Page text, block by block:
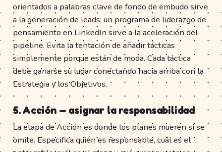
orientados a palabras clave de fondo de embudo sirve
a la generación de leads; un programa de liderazgo de
pensamiento en LinkedIn sirve a la aceleración del
pipeline. Evita la tentación de añadir tácticas
simplemente porque están de moda. Cada táctica
debe ganarse su lugar conectando hacia arriba con la
Estrategia y los Objetivos.
5. Acción — asignar la responsabilidad
La etapa de Acción es donde los planes mueren si se
omite. Especifica quién es responsable, cuál es el